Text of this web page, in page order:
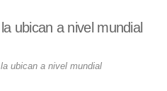
ubican a nivel mundial
ubican a nivel mundial